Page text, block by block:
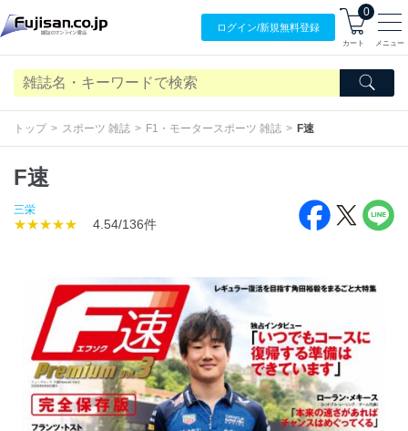
ログイン/新規無料登録
0
カート メニュー
トップ スポーツ 雑誌 F1・モータースポーツ 雑誌 F速
F速
三栄
★★★★★ 4.54/136件